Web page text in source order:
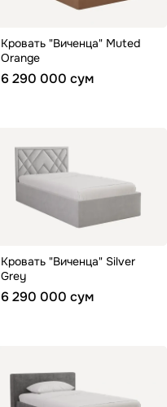
Кровать "Виченца" Muted
Orange
6 290 000 сум
Кровать "Виченца" Silver
Grey
6 290 000 сум